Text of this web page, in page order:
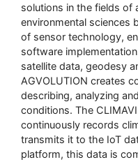
solutions in the fields of
environmental sciences
of sensor technology,
software
satellite data, geodesy
AGVOLUTION creates
describing, analyzing
conditions. The
continuously records
transmits it to the IoT
platform, this data is